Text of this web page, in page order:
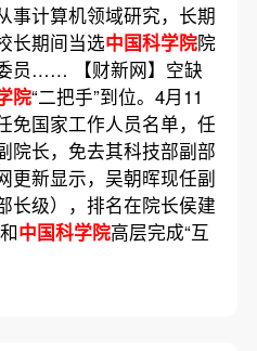
事计算机领域研究，长期
长期间当选中国科学院院
员…… 【财新网】空缺
院“二把手”到位。4月11
免国家工作人员名单，任
院长，免去其科技部副部
更新显示，吴朝晖现任副
长级），排名在院长侯建
中国科学院高层完成“互